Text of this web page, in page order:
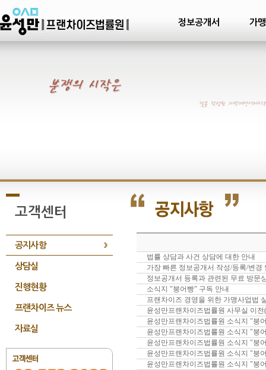
정보공개서 가
고객센터
공지사항
상담실
진행현황
프랜차이즈 뉴스
자료실
법률 상담과 사건 상담에 대한 안내
가장 빠른 정보공개서 작성/등록/변경
정보공개서 등록과 관련된 무료 방문
소식지 "붕어빵" 구독 안내
프랜차이즈 경영을 위한 가맹사업법
윤성만프랜차이즈법률원 사무실 이
윤성만프랜차이즈법률원 소식지 "붕
윤성만프랜차이즈법률원 소식지 "붕
윤성만프랜차이즈법률원 소식지 "붕
윤성만프랜차이즈법률원 소식지 "붕
윤성만프랜차이즈법률원 소식지 "붕